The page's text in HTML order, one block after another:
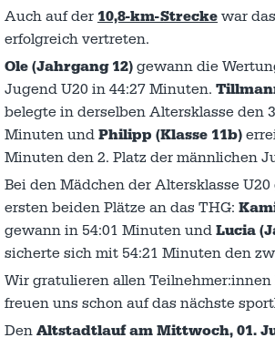
Auch auf der 10,8-km-Strecke war
erfolgreich vertreten.
Ole (Jahrgang 12) gewann die
Jugend U20 in 44:27 Minuten.
belegte in derselben Altersklasse den
Minuten und Philipp (Klasse 11b)
Minuten den 2. Platz der männlichen
Bei den Mädchen der Altersklasse
ersten beiden Plätze an das THG:
gewann in 54:01 Minuten und Lucia
sicherte sich mit 54:21 Minuten den
Wir gratulieren allen
freuen uns schon auf das nächste
Den Altstadtlauf am Mittwoch, 01.